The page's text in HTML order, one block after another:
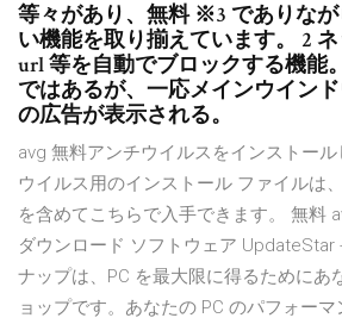
等々があり、無料 ※3 でありな
い機能を取り揃えています。 2
url 等を自動でブロックする機能
ではあるが、一応メインウイン
の広告が表示される。
avg 無料アンチウイルスをインストー
ウイルス用のインストール ファイルは
を含めてこちらで入手できます。 無料
ダウンロード ソフトウェア UpdateStar
ナップは、PC を最大限に得るためにあ
ョップです。あなたの PC のパフォー